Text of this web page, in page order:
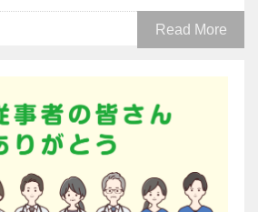
Read More